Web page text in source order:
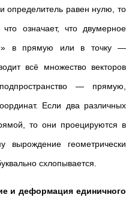
определитель равен нулю, то
означает, что двумерное
в прямую или в точку —
всё множество векторов
— прямую,
Если два различных
то они проецируются в
вырождение геометрически
схлопывается.
и деформация единичного